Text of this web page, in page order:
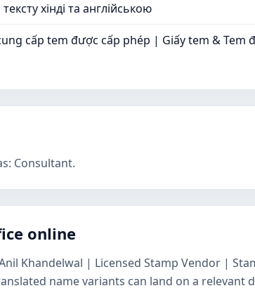
хінді та англійською
cấp tem được cấp phép | Giấy tem &
Consultant.
online
Khandelwal | Licensed Stamp Vendor |
name variants can land on a